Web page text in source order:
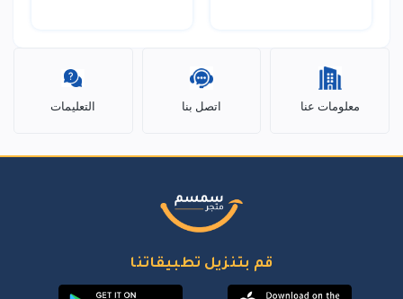
معلومات عنا اتصل بنا التعليمات
قم بتنزيل تطبيقاتنا